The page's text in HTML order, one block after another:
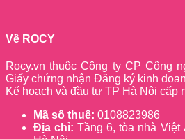
Về ROCY
Rocy.vn thuộc Công ty CP Công
Giấy chứng nhận Đăng ký kinh
Kế hoạch và đầu tư TP Hà Nội cấp
Mã số thuế: 0108823986
Địa chỉ: Tầng 6, tòa nhà Việt